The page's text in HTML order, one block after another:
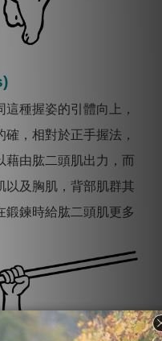
種握姿的引體向上，
，相對於正手握法，
藉由肱二頭肌出力，而
以及胸肌，背部肌群其
鍛鍊時給肱二頭肌更多